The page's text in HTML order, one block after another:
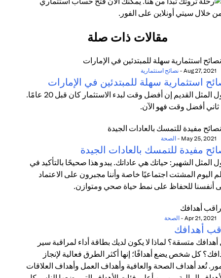
مقالات ذات صلة
- نصائح استثمارية
استثمارية سهلة للمبتدئين في الإمارات
يقول المثل القديم إن أفضل وقت لبدء الاستثمار كان قبل 20 عامًا.
ثاني أفضل وقت فهو الآن.
- الصحة
مفيدة للتمسك بالعادات الجيدة
المثل الشهير: حياتك هي عاداتك. يبدو هذا صحيحًا بالتأكيد في
اليوم المشتت اجتماعيًا خاصة وأننا مجبرون على الاعتماد
أنفسنا للحفاظ على نمط حياة صحي ومتوازن.
- الصحة
أهدافك
متسقة؟ لماذا لا يكون لديك بطاقة أداء لمراقبة سير
كل شخص يضع أهدافًا؛ إنها أكثر الطرق فعالية لإنجاز
تُعد أهداف الصحة والعافية وأهداف العمل وأهداف العلاقات